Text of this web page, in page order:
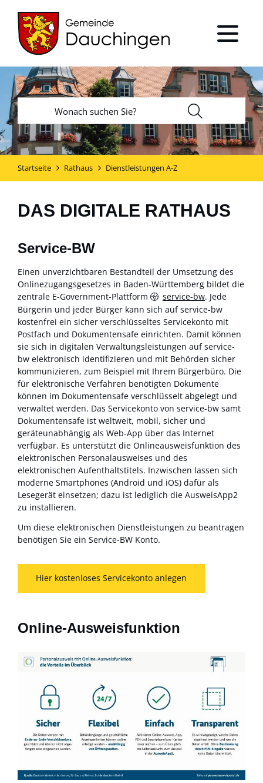
Startseite Rathaus Dienstleistungen A-Z
DAS DIGITALE RATHAUS
Service-BW
Einen unverzichtbaren Bestandteil der Umsetzung des
Onlinezugangsgesetzes in Baden-Württemberg bildet die
zentrale E-Government-Plattform
service-bw. Jede
Bürgerin und jeder Bürger kann sich auf service-bw
kostenfrei ein sicher verschlüsseltes Servicekonto mit
Postfach und Dokumentensafe einrichten. Damit können
sie sich in digitalen Verwaltungsleistungen auf service-
bw elektronisch identifizieren und mit Behörden sicher
kommunizieren, zum Beispiel mit Ihrem Bürgerbüro. Die
für elektronische Verfahren benötigten Dokumente
können im Dokumentensafe verschlüsselt abgelegt und
verwaltet werden. Das Servicekonto von service-bw samt
Dokumentensafe ist weltweit, mobil, sicher und
geräteunabhängig als Web-App über das Internet
verfügbar. Es unterstützt die Onlineausweisfunktion des
elektronischen Personalausweises und des
elektronischen Aufenthaltstitels. Inzwischen lassen sich
moderne Smartphones (Android und iOS) dafür als
Lesegerät einsetzen; dazu ist lediglich die AusweisApp2
zu installieren.
Um diese elektronischen Dienstleistungen zu beantragen
benötigen Sie ein Service-BW Konto.
Hier kostenloses Servicekonto anlegen
Online-Ausweisfunktion